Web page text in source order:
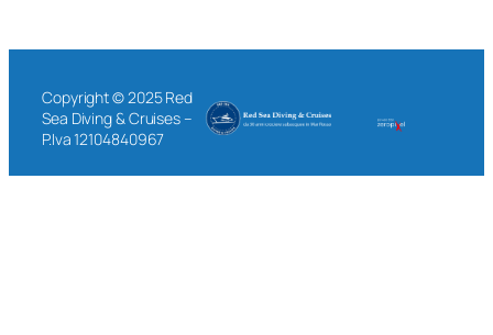
Copyright © 2025 Red
Sea Diving & Cruises –
P.Iva 12104840967